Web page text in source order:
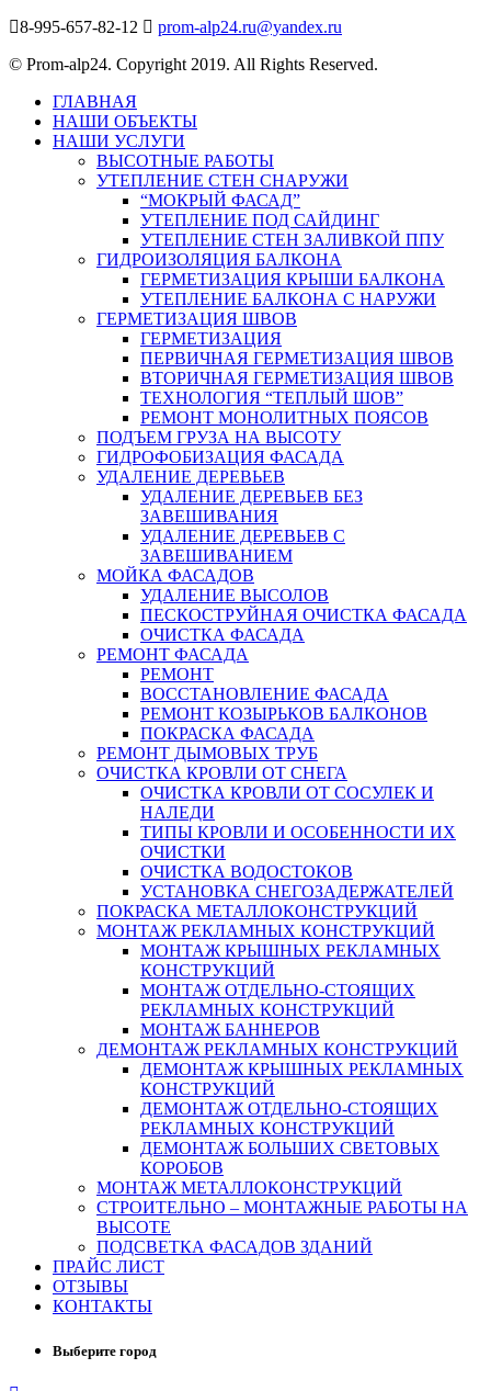
8-995-657-82-12
prom-alp24.ru@yandex.ru
© Prom-alp24. Copyright 2019. All Rights Reserved.
ГЛАВНАЯ
НАШИ ОБЪЕКТЫ
НАШИ УСЛУГИ
ВЫСОТНЫЕ РАБОТЫ
УТЕПЛЕНИЕ СТЕН СНАРУЖИ
“МОКРЫЙ ФАСАД”
УТЕПЛЕНИЕ ПОД САЙДИНГ
УТЕПЛЕНИЕ СТЕН ЗАЛИВКОЙ ППУ
ГИДРОИЗОЛЯЦИЯ БАЛКОНА
ГЕРМЕТИЗАЦИЯ КРЫШИ БАЛКОНА
УТЕПЛЕНИЕ БАЛКОНА С НАРУЖИ
ГЕРМЕТИЗАЦИЯ ШВОВ
ГЕРМЕТИЗАЦИЯ
ПЕРВИЧНАЯ ГЕРМЕТИЗАЦИЯ ШВОВ
ВТОРИЧНАЯ ГЕРМЕТИЗАЦИЯ ШВОВ
ТЕХНОЛОГИЯ “ТЕПЛЫЙ ШОВ”
РЕМОНТ МОНОЛИТНЫХ ПОЯСОВ
ПОДЪЕМ ГРУЗА НА ВЫСОТУ
ГИДРОФОБИЗАЦИЯ ФАСАДА
УДАЛЕНИЕ ДЕРЕВЬЕВ
УДАЛЕНИЕ ДЕРЕВЬЕВ БЕЗ
ЗАВЕШИВАНИЯ
УДАЛЕНИЕ ДЕРЕВЬЕВ С
ЗАВЕШИВАНИЕМ
МОЙКА ФАСАДОВ
УДАЛЕНИЕ ВЫСОЛОВ
ПЕСКОСТРУЙНАЯ ОЧИСТКА ФАСАДА
ОЧИСТКА ФАСАДА
РЕМОНТ ФАСАДА
РЕМОНТ
ВОССТАНОВЛЕНИЕ ФАСАДА
РЕМОНТ КОЗЫРЬКОВ БАЛКОНОВ
ПОКРАСКА ФАСАДА
РЕМОНТ ДЫМОВЫХ ТРУБ
ОЧИСТКА КРОВЛИ ОТ СНЕГА
ОЧИСТКА КРОВЛИ ОТ СОСУЛЕК И
НАЛЕДИ
ТИПЫ КРОВЛИ И ОСОБЕННОСТИ ИХ
ОЧИСТКИ
ОЧИСТКА ВОДОСТОКОВ
УСТАНОВКА СНЕГОЗАДЕРЖАТЕЛЕЙ
ПОКРАСКА МЕТАЛЛОКОНСТРУКЦИЙ
МОНТАЖ РЕКЛАМНЫХ КОНСТРУКЦИЙ
МОНТАЖ КРЫШНЫХ РЕКЛАМНЫХ
КОНСТРУКЦИЙ
МОНТАЖ ОТДЕЛЬНО-СТОЯЩИХ
РЕКЛАМНЫХ КОНСТРУКЦИЙ
МОНТАЖ БАННЕРОВ
ДЕМОНТАЖ РЕКЛАМНЫХ КОНСТРУКЦИЙ
ДЕМОНТАЖ КРЫШНЫХ РЕКЛАМНЫХ
КОНСТРУКЦИЙ
ДЕМОНТАЖ ОТДЕЛЬНО-СТОЯЩИХ
РЕКЛАМНЫХ КОНСТРУКЦИЙ
ДЕМОНТАЖ БОЛЬШИХ СВЕТОВЫХ
КОРОБОВ
МОНТАЖ МЕТАЛЛОКОНСТРУКЦИЙ
СТРОИТЕЛЬНО – МОНТАЖНЫЕ РАБОТЫ НА
ВЫСОТЕ
ПОДСВЕТКА ФАСАДОВ ЗДАНИЙ
ПРАЙС ЛИСТ
ОТЗЫВЫ
КОНТАКТЫ
Выберите город